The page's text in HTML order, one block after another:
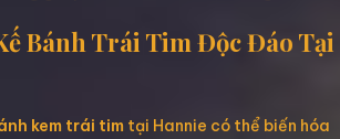
Bánh Trái Tim Độc Đáo Tại
kem trái tim tại Hannie có thể biến hóa